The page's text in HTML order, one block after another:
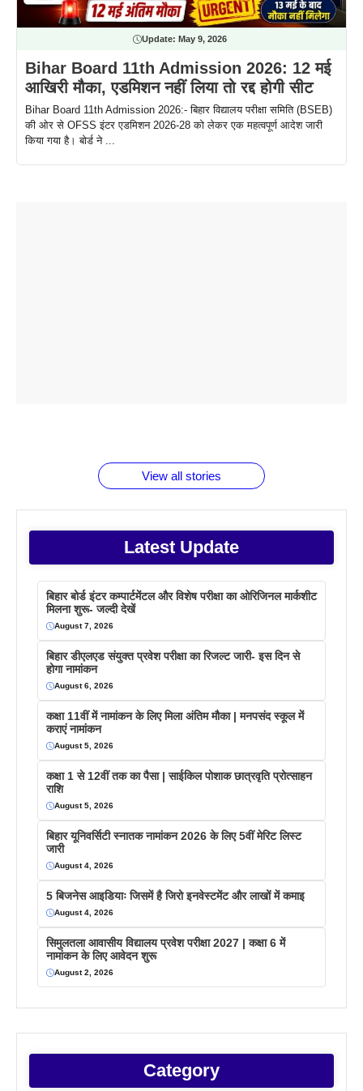
Update: May 9, 2026
Bihar Board 11th Admission 2026: 12 मई
आखिरी मौका, एडमिशन नहीं लिया तो रद्द होगी सीट
Bihar Board 11th Admission 2026:- बिहार विद्यालय परीक्षा समिति (BSEB)
की ओर से OFSS इंटर एडमिशन 2026-28 को लेकर एक महत्वपूर्ण आदेश जारी
किया गया है। बोर्ड ने ...
View all stories
Latest Update
बिहार बोर्ड इंटर कम्पार्टमेंटल और विशेष परीक्षा का ओरिजिनल मार्कशीट
मिलना शुरू- जल्दी देखें
August 7, 2026
बिहार डीएलएड संयुक्त प्रवेश परीक्षा का रिजल्ट जारी- इस दिन से
होगा नामांकन
August 6, 2026
कक्षा 11वीं में नामांकन के लिए मिला अंतिम मौका | मनपसंद स्कूल में
कराएं नामांकन
August 5, 2026
कक्षा 1 से 12वीं तक का पैसा | साईकिल पोशाक छात्रवृति प्रोत्साहन
राशि
August 5, 2026
बिहार यूनिवर्सिटी स्नातक नामांकन 2026 के लिए 5वीं मेरिट लिस्ट
जारी
August 4, 2026
5 बिजनेस आइडियाः जिसमें है जिरो इनवेस्टमेंट और लाखों में कमाइ
August 4, 2026
सिमुलतला आवासीय विद्यालय प्रवेश परीक्षा 2027 | कक्षा 6 में
नामांकन के लिए आवेदन शुरू
August 2, 2026
Category